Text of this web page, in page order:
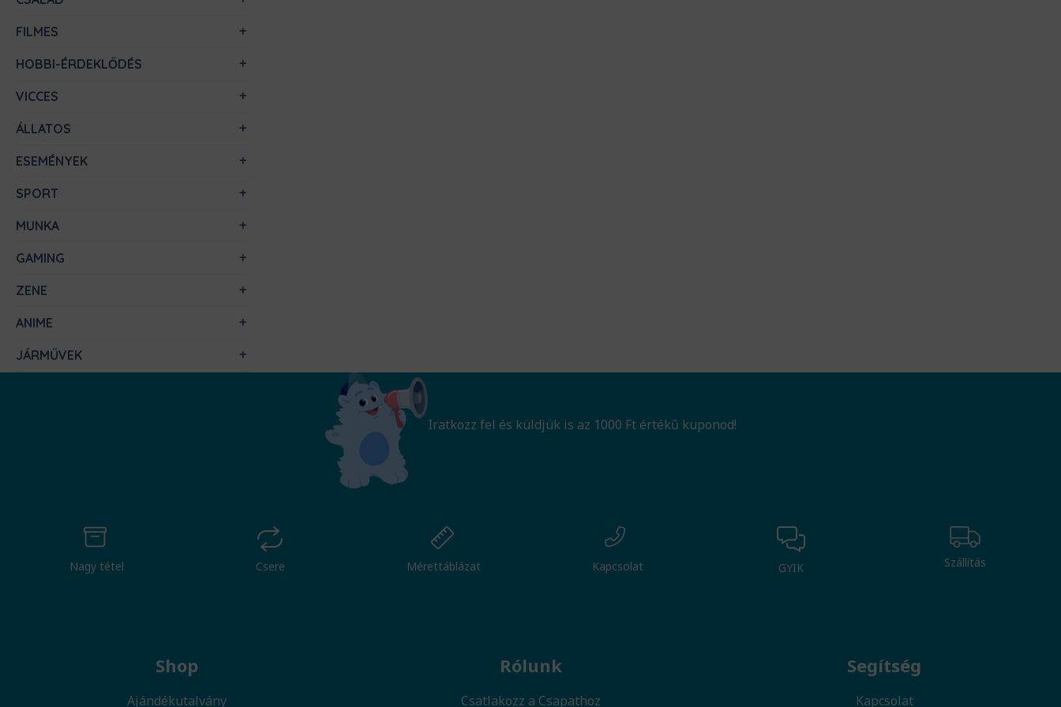
FILMES
HOBBI-ÉRDEKLŐDÉS
VICCES
ÁLLATOS
ESEMÉNYEK
SPORT
MUNKA
GAMING
ZENE
ANIME
JÁRMŰVEK
Iratkozz fel és küldjük is az 1000 Ft értékű kuponod!
Nagy tétel Csere Mérettáblázat Kapcsolat GYIK Szállítás
Shop
Ajándékutalvány
Rólunk
Csatlakozz a Csapathoz
Segítség
Kapcsolat